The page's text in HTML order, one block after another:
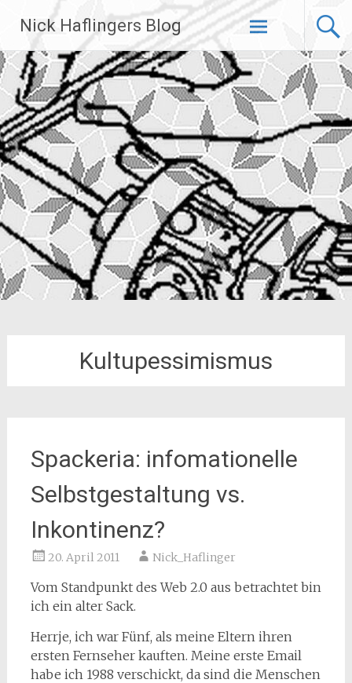
Inhalt
springen
Nick Haflingers Blog
Kultupessimismus
Spackeria: infomationelle
Selbstgestaltung vs.
Inkontinenz?
20. April 2011 Nick_Haflinger
Vom Standpunkt des Web 2.0 aus betrachtet bin
ich ein alter Sack.
Herrje, ich war Fünf, als meine Eltern ihren
ersten Fernseher kauften. Meine erste Email
habe ich 1988 verschickt, da sind die Menschen